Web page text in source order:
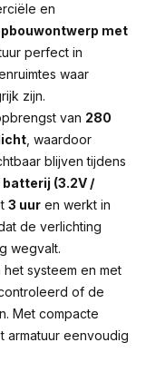
en
met
perfect in
waar
zijn.
van 280
, waardoor
blijven tijdens
batterij (3.2V /
3 uur en werkt in
de verlichting
wegvalt.
systeem en met
of de
Met compacte
armatuur eenvoudig